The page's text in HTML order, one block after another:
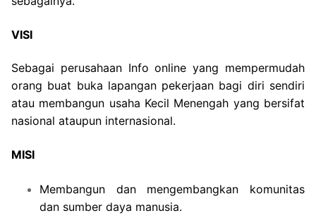
VISI
Sebagai perusahaan Info online yang mempermudah
orang buat buka lapangan pekerjaan bagi diri sendiri
atau membangun usaha Kecil Menengah yang bersifat
nasional ataupun internasional.
MISI
Membangun dan mengembangkan komunitas
dan sumber daya manusia.